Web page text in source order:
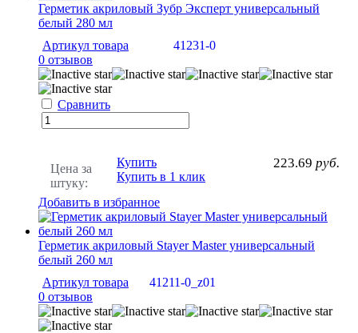
Герметик акриловый Зубр Эксперт универсальный
белый 280 мл
Артикул товара
41231-0
0 отзывов
Сравнить
Цена за
штуку:
223.69 руб.
Купить
Купить в 1 клик
Добавить в избранное
Герметик акриловый Stayer Master универсальный
белый 260 мл
Артикул товара
41211-0_z01
0 отзывов